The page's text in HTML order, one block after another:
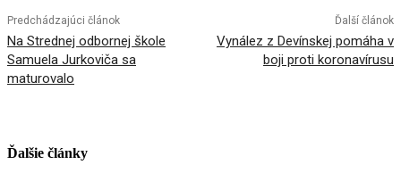
Predchádzajúci článok
Na Strednej odbornej škole
Samuela Jurkoviča sa
maturovalo
Ďalší článok
Vynález z Devínskej pomáha v
boji proti koronavírusu
Ďalšie články